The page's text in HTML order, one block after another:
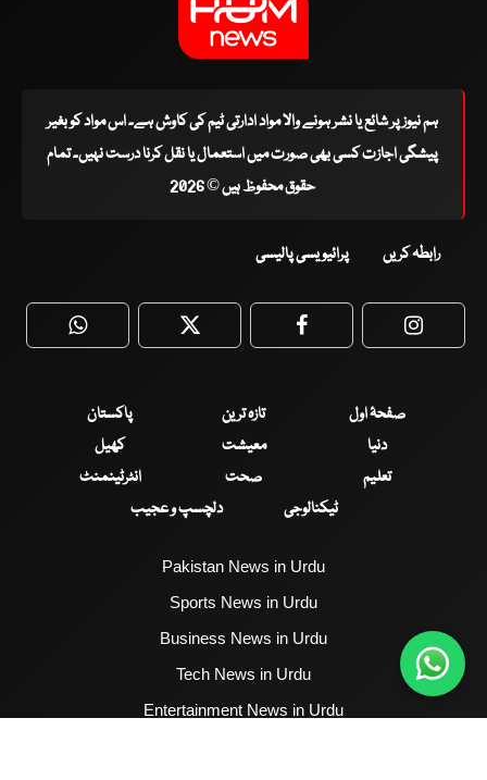
ہم نیوز پر شائع یا نشر ہونے والا مواد ادارتی ٹیم کی کاوش ہے۔ اس مواد کو بغیر
پیشگی اجازت کسی بھی صورت میں استعمال یا نقل کرنا درست نہیں۔ تمام
حقوق محفوظ ہیں © 2026
رابطہ کریں پرائیویسی پالیسی
WhatsApp Twitter Facebook
صفحۂ اول تازہ ترین
پاکستان
دنیا
معیشت
کھیل
تعلیم
صحت
انٹرٹینمنٹ
ٹیکنالوجی
دلچسپ و عجیب
Pakistan News in Urdu
Sports News in Urdu
Business News in Urdu
Tech News in Urdu
Entertainment News in Urdu